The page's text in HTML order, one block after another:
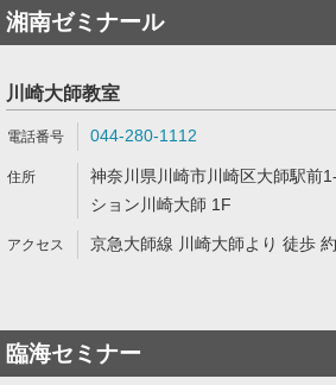
湘南ゼミナール
川崎大師教室
044-280-1112
神奈川県川崎市川崎区大師駅前
ション川崎大師 1F
京急大師線 川崎大師より 徒歩
臨海セミナー